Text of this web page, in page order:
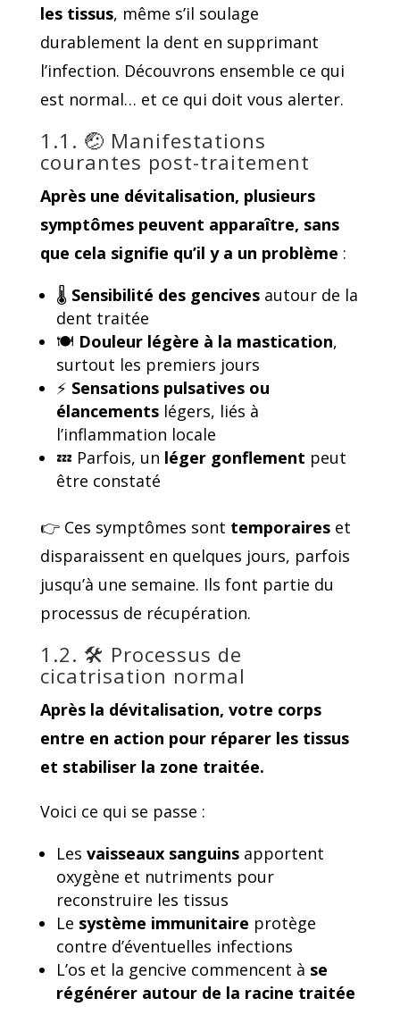
les tissus, même s’il soulage
durablement la dent en supprimant
l’infection. Découvrons ensemble ce qui
est normal… et ce qui doit vous alerter.
1.1. 🤕 Manifestations
courantes post-traitement
Après une dévitalisation, plusieurs
symptômes peuvent apparaître, sans
que cela signifie qu’il y a un problème :
🌡️ Sensibilité des gencivesautour de la
dent traitée
🍽️ Douleur légère à la mastication,
surtout les premiers jours
⚡ Sensations pulsatives ou
élancementslégers, liés à
l’inflammation locale
💤 Parfois, un léger gonflement peut
être constaté
👉 Ces symptômes sont temporaireset
disparaissent en quelques jours, parfois
jusqu’à une semaine. Ils font partie du
processus de récupération.
1.2. 🛠️ Processus de
cicatrisation normal
Après la dévitalisation, votre corps
entre en action pour réparer les tissus
et stabiliser la zone traitée.
Voici ce qui se passe :
Les vaisseaux sanguinsapportent
oxygène et nutriments pour
reconstruire les tissus
Le système immunitaire protège
contre d’éventuelles infections
L’os et la gencive commencent à se
régénérer autour de la racine traitée